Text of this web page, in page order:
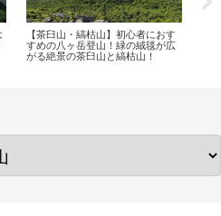
雪山初心者にもおすすめ！北アル
プスの絶景広がる唐松岳！